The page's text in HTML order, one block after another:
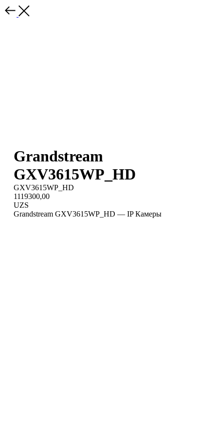
Grandstream
GXV3615WP_HD
GXV3615WP_HD
1119300,00
UZS
Grandstream GXV3615WP_HD — IP Камеры